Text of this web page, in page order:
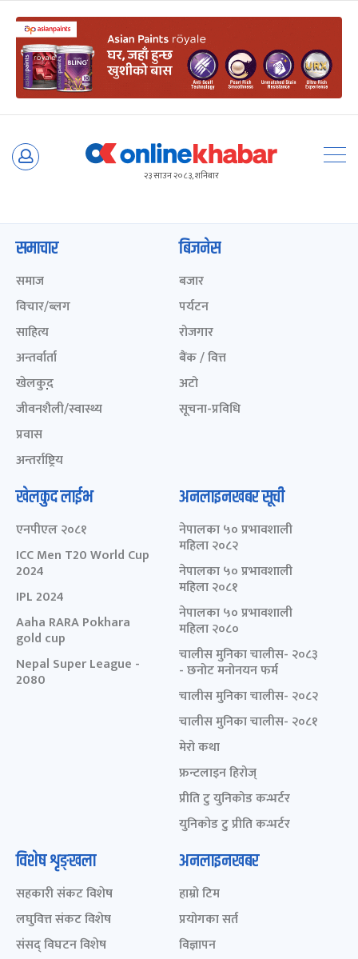
Skip
२३ साउन २०८३, शनिबार
समाचार
समाज
विचार/ब्लग
साहित्य
अन्तर्वार्ता
खेलकुद़़
जीवनशैली/स्वास्थ्य
प्रवास
अन्तर्राष्ट्रिय
बिजनेस
बजार
पर्यटन
रोजगार
बैंक / वित्त
अटो
सूचना-प्रविधि
खेलकुद लाईभ
एनपीएल २०८१
ICC Men T20 World Cup
2024
IPL 2024
Aaha RARA Pokhara
gold cup
Nepal Super League -
2080
अनलाइनखबर सूची
नेपालका ५० प्रभावशाली
महिला २०८२
नेपालका ५० प्रभावशाली
महिला २०८१
नेपालका ५० प्रभावशाली
महिला २०८०
चालीस मुनिका चालीस- २०८३
- छनोट मनोनयन फर्म
चालीस मुनिका चालीस- २०८२
चालीस मुनिका चालीस- २०८१
मेरो कथा
फ्रन्टलाइन हिरोज्
प्रीति टु युनिकोड कन्भर्टर
युनिकोड टु प्रीति कन्भर्टर
विशेष शृङ्खला
सहकारी संकट विशेष
लघुवित्त संकट विशेष
संसद् विघटन विशेष
अनलाइनखबर
हाम्रो टिम
प्रयोगका सर्त
विज्ञापन